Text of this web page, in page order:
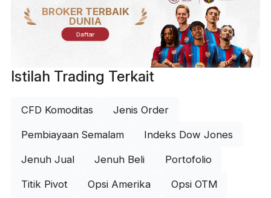
BROKER TERBAIK
DUNIA
Daftar
Istilah Trading Terkait
CFD Komoditas Jenis Order
Pembiayaan Semalam Indeks Dow Jones
Jenuh Jual Jenuh Beli Portofolio
Titik Pivot Opsi Amerika Opsi OTM